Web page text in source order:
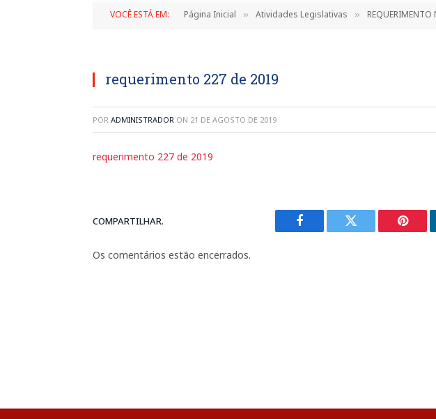
VOCÊ ESTÁ EM: Página Inicial » Atividades Legislativas »
requerimento 227 de 2019
POR ADMINISTRADOR ON 21 DE AGOSTO DE 2019
requerimento 227 de 2019
COMPARTILHAR.
Facebook Twitter
Os comentários estão encerrados.